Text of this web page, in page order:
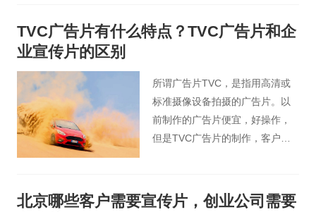
TVC广告片有什么特点？TVC广告片和企
业宣传片的区别
所谓广告片TVC，是指用高清或
标准摄像设备拍摄的广告片。以
前制作的广告片便宜，好操作，
但是TVC广告片的制作，客户的
绍TVC广告片的特点。
北京哪些客户需要宣传片，创业公司需要